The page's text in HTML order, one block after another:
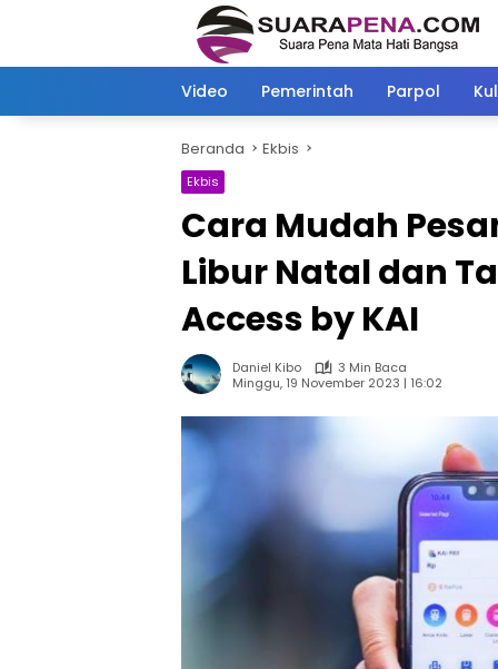
Video Pemerintah Parpol
Beranda Ekbis
Ekbis
Cara Mudah
Libur Natal dan
Access by KAI
Daniel Kibo
3 Min Baca
Minggu, 19 November 2023 | 16:02